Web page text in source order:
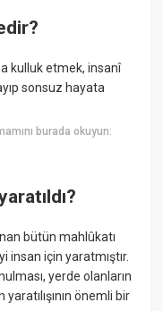
kulluk etmek, insanî
sonsuz hayata
burada okuyun:
bütün mahlûkatı
için yaratmıştır.
yerde olanların
yaratılışının önemli bir